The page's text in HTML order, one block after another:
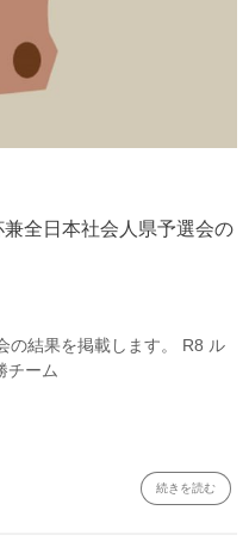
兼全日本社会人県予選会の
の結果を掲載します。 R8 ル
チーム
続きを読む